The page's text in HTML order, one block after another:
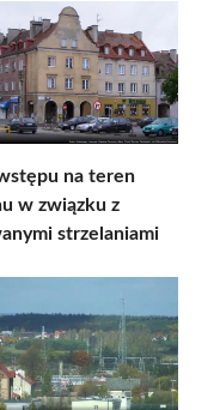
na teren
w związku z
strzelaniami